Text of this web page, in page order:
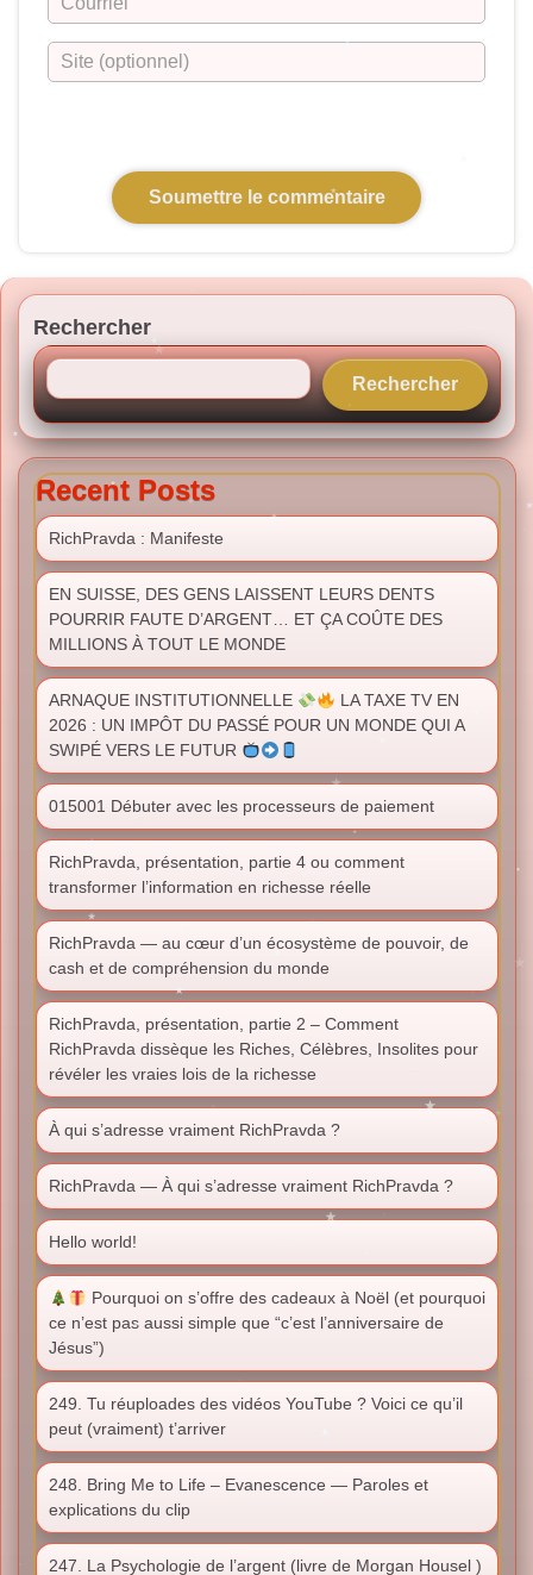
Rechercher
Rechercher
Recent Posts
RichPravda : Manifeste
EN SUISSE, DES GENS LAISSENT LEURS DENTS
POURRIR FAUTE D’ARGENT… ET ÇA COÛTE DES
MILLIONS À TOUT LE MONDE
ARNAQUE INSTITUTIONNELLE
LA TAXE TV EN
2026 : UN IMPÔT DU PASSÉ POUR UN MONDE QUI A
SWIPÉ VERS LE FUTUR
015001 Débuter avec les processeurs de paiement
RichPravda, présentation, partie 4 ou comment
transformer l’information en richesse réelle
RichPravda — au cœur d’un écosystème de pouvoir, de
cash et de compréhension du monde
RichPravda, présentation, partie 2 – Comment
RichPravda dissèque les Riches, Célèbres, Insolites pour
révéler les vraies lois de la richesse
À qui s’adresse vraiment RichPravda ?
RichPravda — À qui s’adresse vraiment RichPravda ?
Hello world!
Pourquoi on s’offre des cadeaux à Noël (et pourquoi
ce n’est pas aussi simple que “c’est l’anniversaire de
Jésus”)
249. Tu réuploades des vidéos YouTube ? Voici ce qu’il
peut (vraiment) t’arriver
248. Bring Me to Life – Evanescence — Paroles et
explications du clip
247. La Psychologie de l’argent (livre de Morgan Housel )